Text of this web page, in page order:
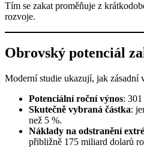
Tím se zakat proměňuje z
rozvoje.
Obrovský potenciál
Moderní studie ukazují, jak zásadní
Potenciální roční výnos:
Skutečně vybraná částka:
než 5 %.
Náklady na odstranění
přibližně 175 miliard dolarů